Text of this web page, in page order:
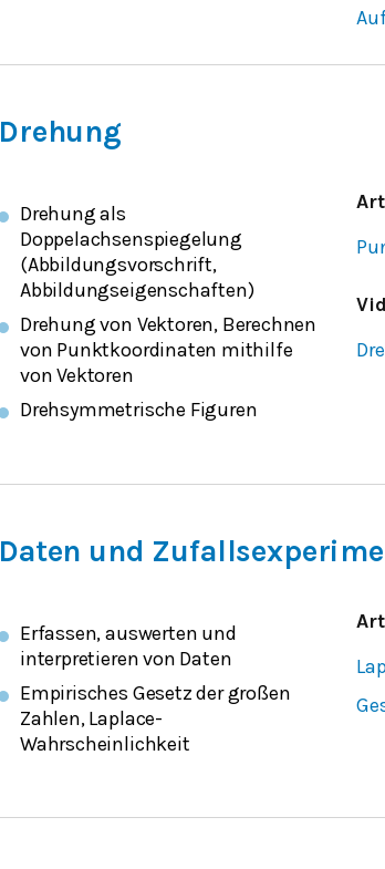
Drehung
Drehung als
Doppelachsenspiegelung
(Abbildungsvorschrift,
Abbildungseigenschaften)
Drehung von Vektoren, Berechnen
von Punktkoordinaten mithilfe
von Vektoren
Drehsymmetrische Figuren
Daten und
Erfassen, auswerten und
interpretieren von Daten
Empirisches Gesetz der großen
Zahlen, Laplace-
Wahrscheinlichkeit